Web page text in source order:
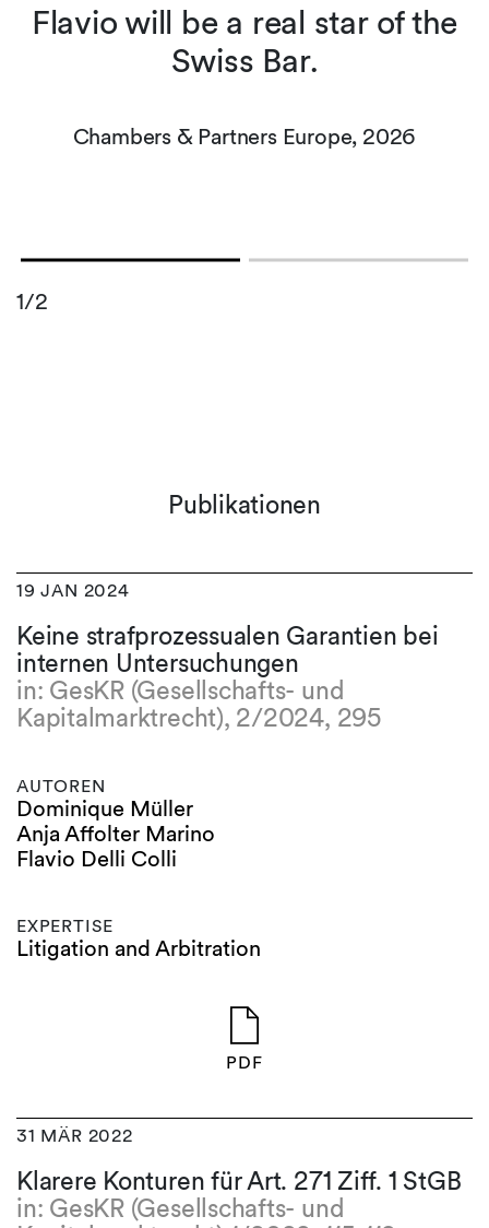
Flavio will be a real star of the
Swiss Bar.
Chambers & Partners Europe, 2026
1/2
Publikationen
19 JAN 2024
Keine strafprozessualen Garantien bei
internen Untersuchungen
in: GesKR (Gesellschafts- und
Kapitalmarktrecht), 2/2024, 295
AUTOREN
Dominique Müller
Anja Affolter Marino
Flavio Delli Colli
EXPERTISE
Litigation and Arbitration
PDF
31 MÄR 2022
Klarere Konturen für Art. 271 Ziff. 1 StGB
in: GesKR (Gesellschafts- und